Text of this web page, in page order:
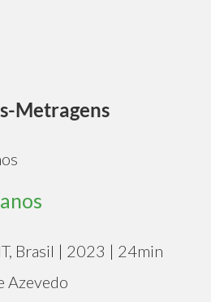
Metragens
Brasil | 2023 | 24min
Azevedo